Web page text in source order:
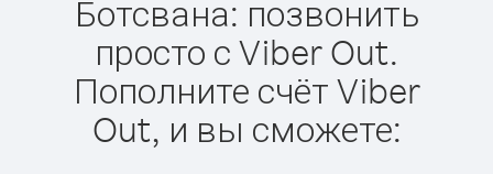
Ботсвана: позвонить
просто с Viber Out.
Пополните счёт Viber
Out, и вы сможете: